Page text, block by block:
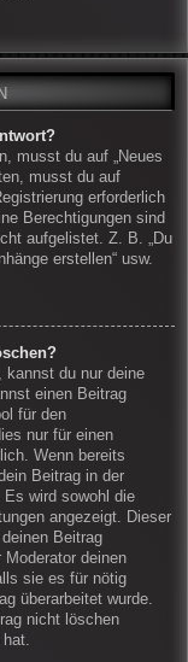
musst du auf „Neues
musst du auf
erforderlich
Berechtigungen sind
aufgelistet. Z. B. „Du
erstellen“ usw.
kannst du nur deine
einen Beitrag
für den
nur für einen
Wenn bereits
Beitrag in der
wird sowohl die
angezeigt. Dieser
Beitrag
deinen
sie es für nötig
überarbeitet wurde.
nicht löschen
hat.